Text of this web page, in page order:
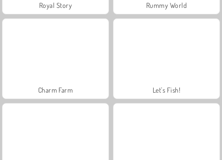
Royal Story Rummy World
Charm Farm Let's Fish!